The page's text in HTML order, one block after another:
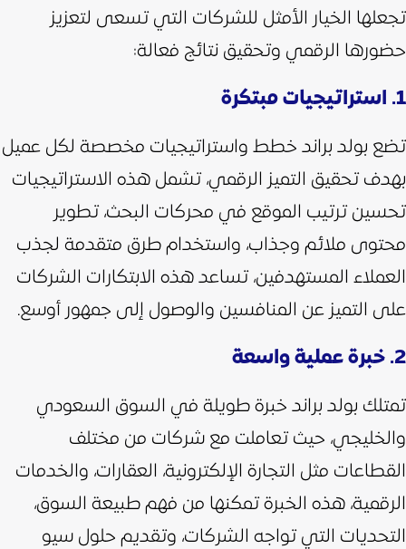
تجعلها الخيار الأمثل للشركات التي تسعى لتعزيز
حضورها الرقمي وتحقيق نتائج فعالة:
1. استراتيجيات مبتكرة
تضع بولد براند خطط واستراتيجيات مخصصة لكل عميل
بهدف تحقيق التميز الرقمي، تشمل هذه الاستراتيجيات
تحسين ترتيب الموقع في محركات البحث، تطوير
محتوى ملائم وجذاب، واستخدام طرق متقدمة لجذب
العملاء المستهدفين،تساعد هذه الابتكارات الشركات
على التميز عن المنافسين والوصول إلى جمهور أوسع.
2. خبرة عملية واسعة
تمتلك بولد براند خبرة طويلة في السوق السعودي
والخليجي، حيث تعاملت مع شركات من مختلف
القطاعات مثل التجارة الإلكترونية، العقارات، والخدمات
الرقمية، هذه الخبرة تمكنها من فهم طبيعة السوق،
التحديات التي تواجه الشركات، وتقديم حلول سيو